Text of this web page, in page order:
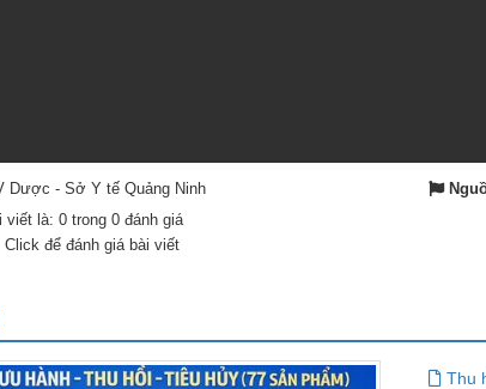
Dược - Sở Y tế Quảng Ninh
viết là: 0 trong 0 đánh giá
Click để đánh giá bài viết
Thu